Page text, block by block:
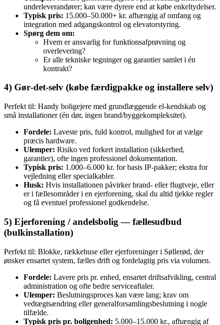
underleverandører; kan være dyrere end at købe enkeltydelser.
Typisk pris: 15.000–50.000+ kr. afhængig af omfang og
integration med adgangskontrol og elevatorstyring.
Spørg dem om:
Hvem er ansvarlig for funktionsafprøvning og
overlevering?
Er alle tekniske tegninger og garantier samlet i én
kontrakt?
4) Gør‑det‑selv (købe færdigpakke og installere selv)
Perfekt til: Handy boligejere med grundlæggende el‑kendskab og
små installationer (én dør, ingen brand/byggekompleksitet).
Fordele: Laveste pris, fuld kontrol, mulighed for at vælge
præcis hardware.
Ulemper: Risiko ved forkert installation (sikkerhed,
garantier), ofte ingen professionel dokumentation.
Typisk pris: 1.000–6.000 kr. for basis IP‑pakker; ekstra for
vejledning eller specialkabler.
Husk: Hvis installationen påvirker brand- eller flugtveje, eller
er i fællesområder i en ejerforening, skal du altid tjekke regler
og få eventuel professionel godkendelse.
5) Ejerforening / andelsbolig — fællesudbud
(bulkinstallation)
Perfekt til: Blokke, rækkehuse eller ejerforeninger i Søllerød, der
ønsker ensartet system, fælles drift og fordelagtig pris via volumen.
Fordele: Lavere pris pr. enhed, ensartet driftsafvikling, central
administration og ofte bedre serviceaftaler.
Ulemper: Beslutningsproces kan være lang; krav om
vedtægtsændring eller generalforsamlingsbeslutning i nogle
tilfælde.
Typisk pris pr. boligenhed: 5.000–15.000 kr., afhængig af